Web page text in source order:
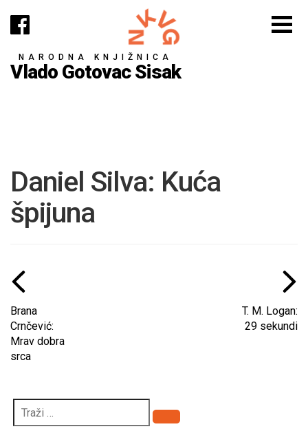
NARODNA KNJIŽNICA
Vlado Gotovac Sisak
Daniel Silva: Kuća
špijuna
Brana
Crnčević:
Mrav dobra
srca
T. M. Logan:
29 sekundi
Pretraži